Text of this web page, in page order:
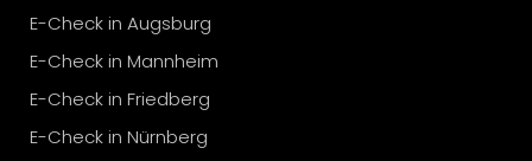
E-Check in Augsburg
E-Check in Mannheim
E-Check in Friedberg
E-Check in Nürnberg